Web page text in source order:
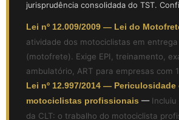
jurisprudência consolidada do TST.
Lei nº 12.009/2009 — Lei do
atividade dos motociclistas em
(motofrete). Exige EPI, treinamento,
ambulatório, ART para empresas com
Lei nº 12.997/2014 —
motociclistas profissionais — Incluiu
da CLT: o trabalho do motociclista